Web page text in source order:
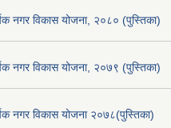
नगर विकास योजना, २०८० (पुस्तिका)
नगर विकास योजना, २०७९ (पुस्तिका)
नगर विकास योजना २०७८(पुस्तिका)